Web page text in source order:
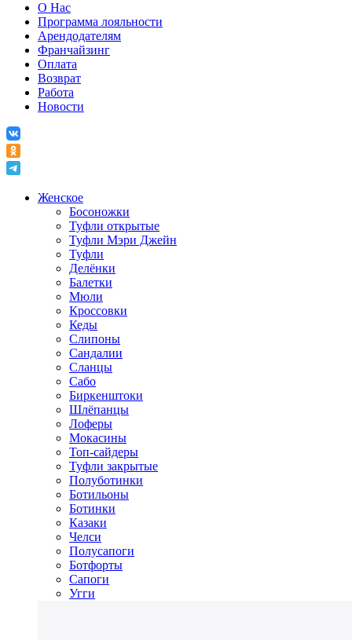
О Нас
Программа лояльности
Арендодателям
Франчайзинг
Оплата
Возврат
Работа
Новости
Женское
Босоножки
Туфли открытые
Туфли Мэри Джейн
Туфли
Делёнки
Балетки
Мюли
Кроссовки
Кеды
Слипоны
Сандалии
Сланцы
Сабо
Биркенштоки
Шлёпанцы
Лоферы
Мокасины
Топ-сайдеры
Туфли закрытые
Полуботинки
Ботильоны
Ботинки
Казаки
Челси
Полусапоги
Ботфорты
Сапоги
Угги